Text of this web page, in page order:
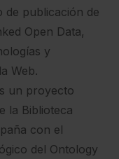
de publicación de
Open Data,
y
Web.
un proyecto
la Biblioteca
con el
del Ontology